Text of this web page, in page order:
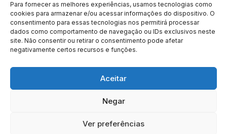
Para fornecer as melhores experiências, usamos tecnologias como
cookies para armazenar e/ou acessar informações do dispositivo. O
consentimento para essas tecnologias nos permitirá processar
dados como comportamento de navegação ou IDs exclusivos neste
site. Não consentir ou retirar o consentimento pode afetar
negativamente certos recursos e funções.
Aceitar
Negar
Ver preferências
Rússia
Sociedade
Uncategorized
SOBRE BRASIL